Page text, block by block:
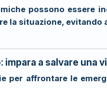
possono essere
la situazione,
impara a salvare una
per affrontare le